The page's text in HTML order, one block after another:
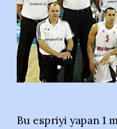
Bu espriyi yapan 1